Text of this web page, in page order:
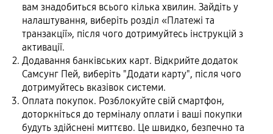
вам знадобиться всього кілька хвилин. Зайдіть у
налаштування, виберіть розділ «Платежі та
транзакції», після чого дотримуйтесь інструкцій з
активації.
Додавання банківських карт. Відкрийте додаток
Самсунг Пей, виберіть "Додати карту", після чого
дотримуйтесь вказівок системи.
Оплата покупок. Розблокуйте свій смартфон,
доторкніться до терміналу оплати і ваші покупки
будуть здійснені миттєво. Це швидко, безпечно та